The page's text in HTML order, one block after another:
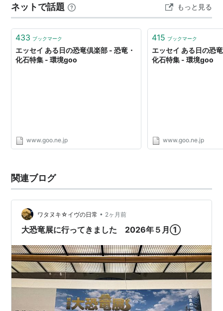
ってみたいと思うワタクシです。
ネットで話題 もっと見る
433 ブックマーク
エッセイ ある日の恐竜倶楽部 - 恐竜・
化石特集 - 環境goo
www.goo.ne.jp
415 ブックマーク
エッセイ ある日の恐
化石特集 - 環境goo
www.goo.ne.jp
関連ブログ
ワタヌキ☆イヴの日常 • 2ヶ月前
大恐竜展に行ってきました 2026年５月①